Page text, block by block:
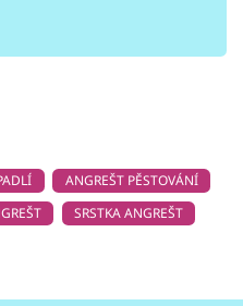
ANGREŠT PĚSTOVÁNÍ
SRSTKA ANGREŠT